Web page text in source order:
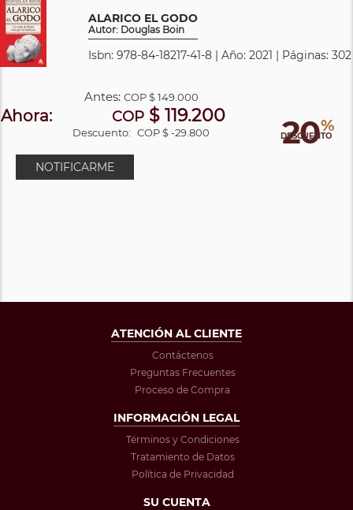
ALARICO EL GODO
Autor: Douglas Boin
Isbn: 978-84-18217-41-8 | Año: 2021 | Páginas: 302
20%
DESCUENTO
Antes: COP$ 149.000
Ahora: COP $ 119.200
Descuento: COP $ -29.800
NOTIFICARME
ATENCIÓN AL CLIENTE
Contáctenos
Preguntas Frecuentes
Proceso de Compra
INFORMACIÓN LEGAL
Términos y Condiciones
Tratamiento de Datos
Política de Privacidad
SU CUENTA